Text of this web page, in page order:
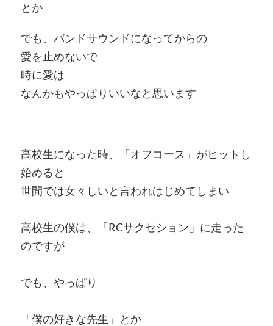
とか
でも、バンドサウンドになってからの
愛を止めないで
時に愛は
なんかもやっぱりいいなと思います
高校生になった時、「オフコース」がヒットし
始めると
世間では女々しいと言われはじめてしまい
高校生の僕は、「RCサクセション」に走った
のですが
でも、やっぱり
「僕の好きな先生」とか